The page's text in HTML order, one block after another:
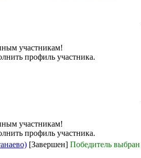
участникам!
профиль участника.
участникам!
профиль участника.
[Завершен] Победитель выбран